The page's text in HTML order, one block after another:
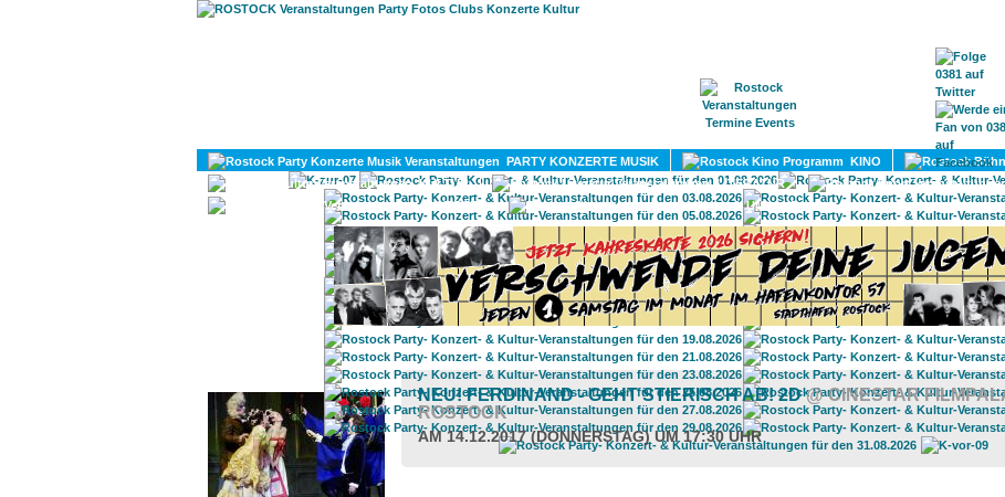
KONTAKT
PARTY KONZERTE MUSIK KINO
KULTUR
LITERATUR
DIVERSES
UMLAND
ROSTOCK TAGESTIPP
NEU! FERDINAND - GEHT STIERISCH AB! 2D@ CINESTAR
ROSTOCK
AM 14.12.2017 (DONNERSTAG) UM 17:30 UHR